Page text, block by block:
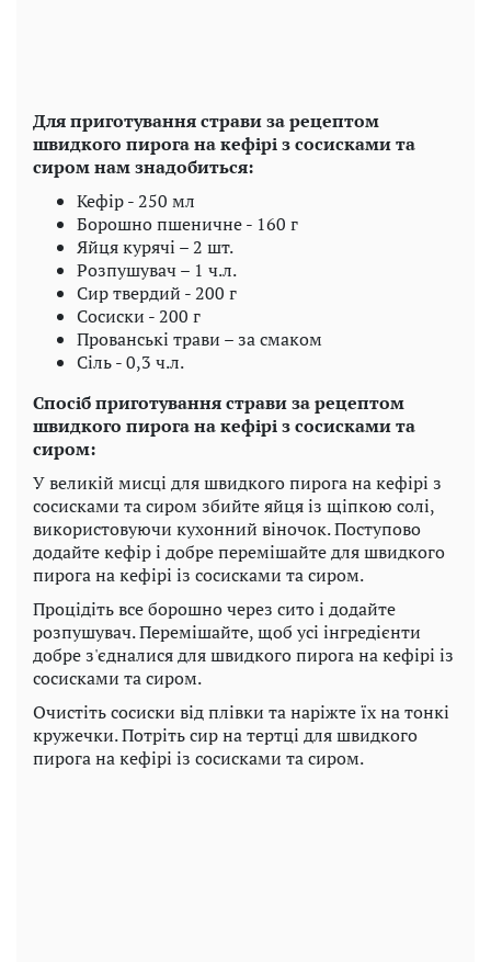
Для приготування страви за рецептом
швидкого пирога на кефірі з сосисками та
сиром нам знадобиться:
Кефір - 250 мл
Борошно пшеничне - 160 г
Яйця курячі – 2 шт.
Розпушувач – 1 ч.л.
Сир твердий - 200 г
Сосиски - 200 г
Прованські трави – за смаком
Сіль - 0,3 ч.л.
Спосіб приготування страви за рецептом
швидкого пирога на кефірі з сосисками та
сиром:
У великій мисці для швидкого пирога на кефірі з
сосисками та сиром збийте яйця із щіпкою солі,
використовуючи кухонний віночок. Поступово
додайте кефір і добре перемішайте для швидкого
пирога на кефірі із сосисками та сиром.
Процідіть все борошно через сито і додайте
розпушувач. Перемішайте, щоб усі інгредієнти
добре з'єдналися для швидкого пирога на кефірі із
сосисками та сиром.
Очистіть сосиски від плівки та наріжте їх на тонкі
кружечки. Потріть сир на тертці для швидкого
пирога на кефірі із сосисками та сиром.